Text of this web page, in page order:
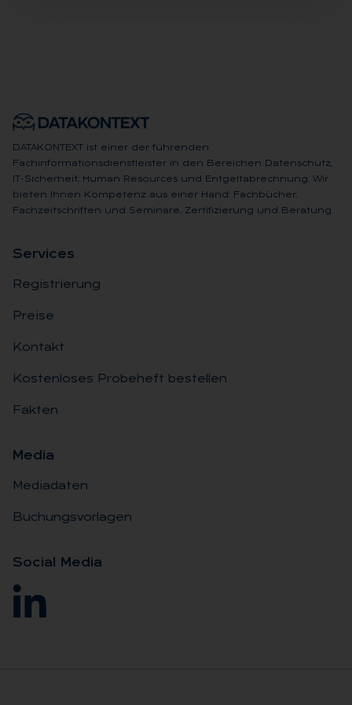
DATAKONTEXT ist einer der führenden
Fachinformationsdienstleister in den Bereichen Datenschutz,
IT-Sicherheit, Human Resources und Entgeltabrechnung. Wir
bieten Ihnen Kompetenz aus einer Hand: Fachbücher,
Fachzeitschriften und Seminare, Zertifizierung und Beratung.
Ser­vices
Registrierung
Preise
Kontakt
Kostenloses Probeheft bestellen
Fakten
Me­dia
Mediadaten
Buchungsvorlagen
So­ci­al Me­dia